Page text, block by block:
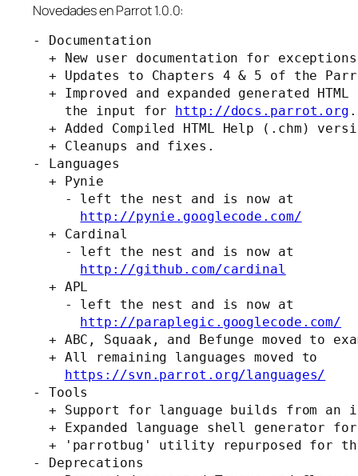
Novedades en Parrot 1.0.0:
- Documentation
+ New user documentation for
+ Updates to Chapters 4 & 5 of the
+ Improved and expanded generated HTML
    the input for
http://docs.parrot.org .
+ Added Compiled HTML Help (.chm)
  + Cleanups and fixes.
- Languages
  + Pynie
    - left the nest and is now at
http://pynie.googlecode.com/
  + Cardinal
    - left the nest and is now at
http://github.com/cardinal
  + APL
    - left the nest and is now at
http://paraplegic.googlecode.com/
+ ABC, Squaak, and Befunge moved to
  + All remaining languages moved to
https://svn.parrot.org/languages/
- Tools
+ Support for language builds from an
+ Expanded language shell generator
+ 'parrotbug' utility repurposed for
- Deprecations